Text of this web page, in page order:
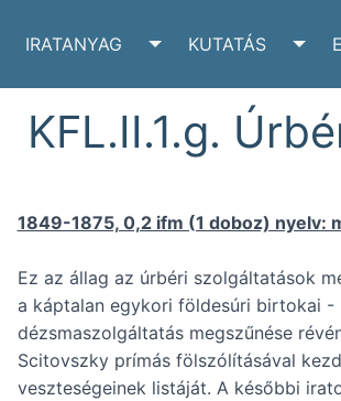
TOGGLE LEVÉLTÁR SUBMENU
IRATANYAG
TOGGLE IRATANYAG
KUTATÁS
KFL.II.1.g.
1849-1875, 0,2 ifm (1 doboz) nyelv:
Ez az állag az úrbéri szolgáltatások
a káptalan egykori földesúri birtokai -
dézsmaszolgáltatás megszűnése
Scitovszky prímás fölszólításával
veszteségeinek listáját. A későbbi